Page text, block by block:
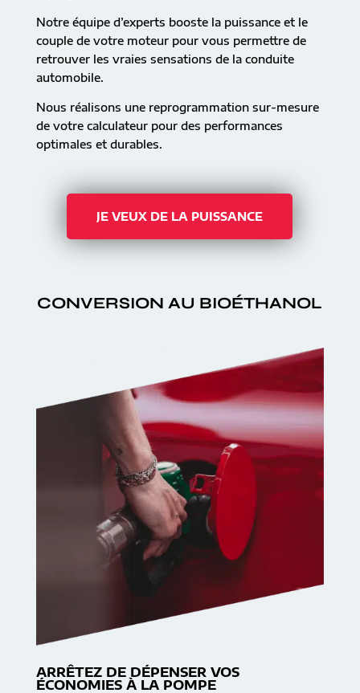
Notre équipe d’experts booste la puissance et le
couple de votre moteur pour vous permettre de
retrouver les vraies sensations de la conduite
automobile.
Nous réalisons une reprogrammation sur-mesure
de votre calculateur pour des performances
optimales et durables.
JE VEUX DE LA PUISSANCE
CONVERSION AU BIOÉTHANOL
ARRÊTEZ DE DÉPENSER VOS
ÉCONOMIES À LA POMPE